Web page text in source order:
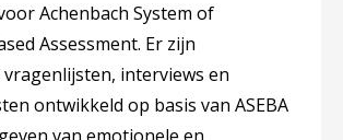
Achenbach System of
Assessment. Er zijn
interviews en
ontwikkeld op basis van ASEBA